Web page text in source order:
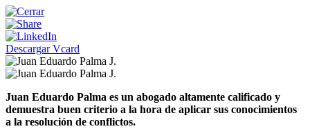
Descargar Vcard
Juan Eduardo Palma es un abogado altamente calificado y
demuestra buen criterio a la hora de aplicar sus conocimientos
a la resolución de conflictos.